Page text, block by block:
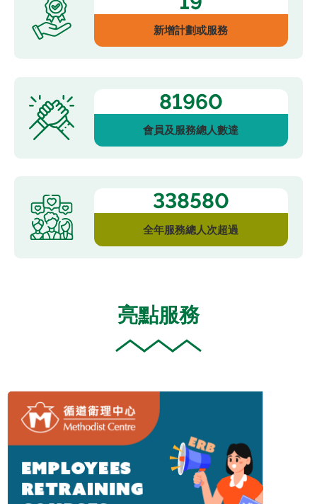
新增計劃或服務
95620
會員及服務總人數達
395010
全年服務總人次超過
亮點服務